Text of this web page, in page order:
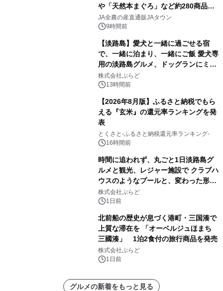
や「天然本まぐろ」など約280商品を
販売！～毎月１０日の定例企画～
JA全農の産直通販JAタウン
9時間前
【淡路島】愛犬と一緒に過ごせる宿
で、一緒に泊まり、一緒にご飯 愛犬専
用の淡路島グルメ、ドッグランにミニ
プール グランピングとトレーラーハウ
スの2施設で
株式会社ぷらど
13時間前
【2026年8月版】ふるさと納税でもら
える『玄米』の還元率ランキングを発
表
とくさと-ふるさと納税還元率ランキング-
16時間前
時間に追われず、丸ごと1日淡路島グ
ルメと観光、レジャー施設で クラブハ
ウスのようなプールと、変わった形の
サウナも 「THE BOXY AWAJI」のお
得な素泊まり連泊プランで
株式会社ぷらど
1日前
北前船の歴史が息づく港町・三国湊で
上質な滞在を 「オーベルジュほまち
三國湊」 1泊2食付の旅行商品を発売
株式会社ぷらど
1日前
グルメの新着をもっと見る